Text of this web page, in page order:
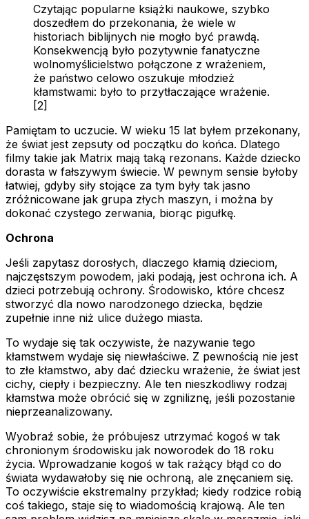
Czytając popularne książki naukowe, szybko
doszedłem do przekonania, że wiele w
historiach biblijnych nie mogło być prawdą.
Konsekwencją było pozytywnie fanatyczne
wolnomyślicielstwo połączone z wrażeniem,
że państwo celowo oszukuje młodzież
kłamstwami: było to przytłaczające wrażenie.
[2]
Pamiętam to uczucie. W wieku 15 lat byłem przekonany,
że świat jest zepsuty od początku do końca. Dlatego
filmy takie jak Matrix mają taką rezonans. Każde dziecko
dorasta w fałszywym świecie. W pewnym sensie byłoby
łatwiej, gdyby siły stojące za tym były tak jasno
zróżnicowane jak grupa złych maszyn, i można by
dokonać czystego zerwania, biorąc pigułkę.
Ochrona
Jeśli zapytasz dorosłych, dlaczego kłamią dzieciom,
najczęstszym powodem, jaki podają, jest ochrona ich. A
dzieci potrzebują ochrony. Środowisko, które chcesz
stworzyć dla nowo narodzonego dziecka, będzie
zupełnie inne niż ulice dużego miasta.
To wydaje się tak oczywiste, że nazywanie tego
kłamstwem wydaje się niewłaściwe. Z pewnością nie jest
to złe kłamstwo, aby dać dziecku wrażenie, że świat jest
cichy, ciepły i bezpieczny. Ale ten nieszkodliwy rodzaj
kłamstwa może obrócić się w zgniliznę, jeśli pozostanie
nieprzeanalizowany.
Wyobraź sobie, że próbujesz utrzymać kogoś w tak
chronionym środowisku jak noworodek do 18 roku
życia. Wprowadzanie kogoś w tak rażący błąd co do
świata wydawałoby się nie ochroną, ale znęcaniem się.
To oczywiście ekstremalny przykład; kiedy rodzice robią
coś takiego, staje się to wiadomością krajową. Ale ten